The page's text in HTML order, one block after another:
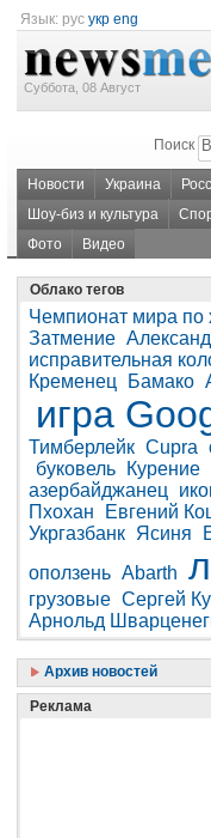
Язык: рус укр eng
Суббота, 08 Август
Поиск
Новости Украина
Шоу-биз и культура
Фото
Видео
Облако тегов
Чемпионат мира по
Затмение
исправительная
Кременец
Бамако
игра
Тимберлейк Cupra
буковель
Курение
азербайджанец
Пхохан
Евгений
Укргазбанк Ясиня
оползень Abarth
грузовые Сергей
Арнольд
Архив новостей
Реклама